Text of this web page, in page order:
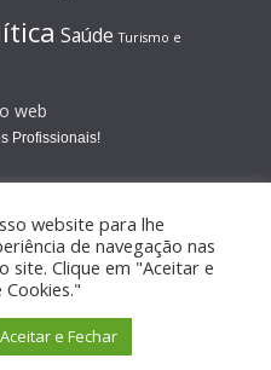
Saúde Turismo e
Profissionais!
ONLINE
Powered by
website para lhe
de navegação nas
site. Clique em "Aceitar e
Aceitar e Fechar